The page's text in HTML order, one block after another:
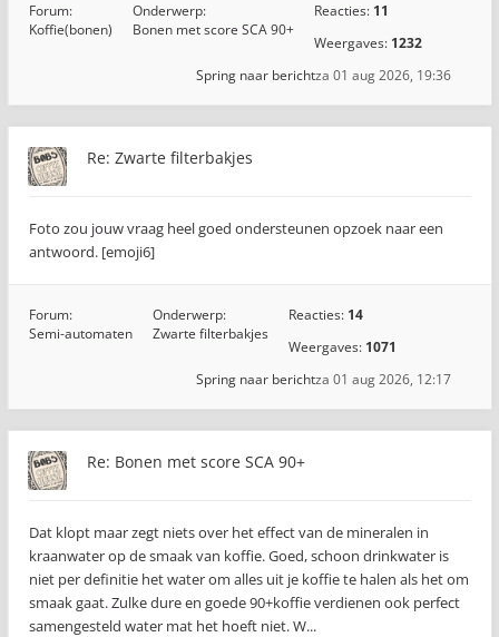
Forum:
Koffie(bonen)
Onderwerp:
Bonen met score SCA 90+
Reacties: 11
Weergaves: 1232
za 01 aug 2026, 19:36
Spring naar bericht
Re: Zwarte filterbakjes
Foto zou jouw vraag heel goed ondersteunen opzoek naar een
antwoord. [emoji6]
Forum:
Semi-automaten
Onderwerp:
Zwarte filterbakjes
Reacties: 14
Weergaves: 1071
za 01 aug 2026, 12:17
Spring naar bericht
Re: Bonen met score SCA 90+
Dat klopt maar zegt niets over het effect van de mineralen in
kraanwater op de smaak van koffie. Goed, schoon drinkwater is
niet per definitie het water om alles uit je koffie te halen als het om
smaak gaat. Zulke dure en goede 90+koffie verdienen ook perfect
samengesteld water mat het hoeft niet. W...